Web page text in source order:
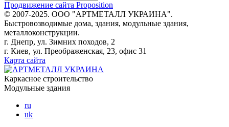
Продвижение сайта Proposition
© 2007-2025. ООО "AРТМЕТАЛЛ УКРАИНА".
Быстровозводимые дома, здания, модульные здания,
металлоконструкции.
г. Днепр, ул. Зимних походов, 2
г. Киев, ул. Преображенская, 23, офис 31
Карта сайта
Каркасное строительство
Модульные здания
ru
uk